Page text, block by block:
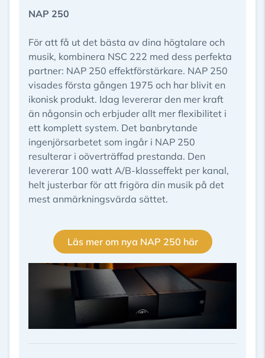
NAP 250
För att få ut det bästa av dina högtalare och
musik, kombinera NSC 222 med dess perfekta
partner: NAP 250 effektförstärkare. NAP 250
visades första gången 1975 och har blivit en
ikonisk produkt. Idag levererar den mer kraft
än någonsin och erbjuder allt mer flexibilitet i
ett komplett system. Det banbrytande
ingenjörsarbetet som ingår i NAP 250
resulterar i oöverträffad prestanda. Den
levererar 100 watt A/B-klasseffekt per kanal,
helt justerbar för att frigöra din musik på det
mest anmärkningsvärda sättet.
Läs mer om nya NAP 250 här